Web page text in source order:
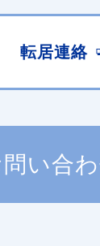
転居連絡
い合